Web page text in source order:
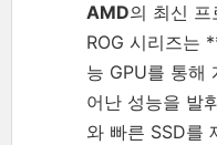
AMD의 최신 프
ROG 시리즈는
능 GPU를 통해
어난 성능을 발
와 빠른 SSD를